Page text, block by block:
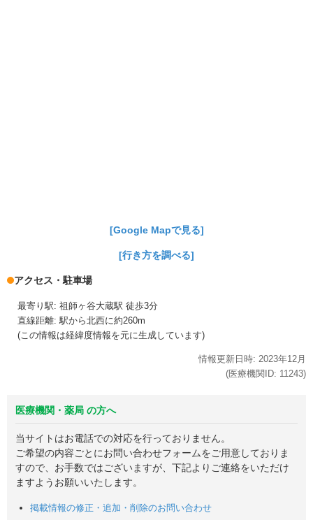
[Google Mapで見る]
[行き方を調べる]
アクセス・駐車場
最寄り駅: 祖師ヶ谷大蔵駅 徒歩3分
直線距離: 駅から北西に約260m
(この情報は経緯度情報を元に生成しています)
情報更新日時: 2023年12月
(医療機関ID: 11243)
医療機関・薬局 の方へ
当サイトはお電話での対応を行っておりません。
ご希望の内容ごとにお問い合わせフォームをご用意しておりま
すので、お手数ではございますが、下記よりご連絡をいただけ
ますようお願いいたします。
掲載情報の修正・追加・削除のお問い合わせ